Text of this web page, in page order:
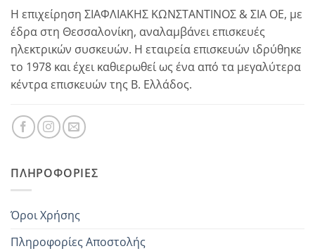
Η επιχείρηση ΣΙΑΦΛΙΑΚΗΣ ΚΩΝΣΤΑΝΤΙΝΟΣ & ΣΙΑ ΟΕ, με
έδρα στη Θεσσαλονίκη, αναλαμβάνει επισκευές
ηλεκτρικών συσκευών. Η εταιρεία επισκευών ιδρύθηκε
το 1978 και έχει καθιερωθεί ως ένα από τα μεγαλύτερα
κέντρα επισκευών της Β. Ελλάδος.
ΠΛΗΡΟΦΟΡΊΕΣ
Όροι Χρήσης
Πληροφορίες Αποστολής